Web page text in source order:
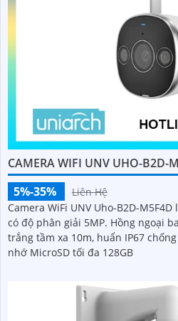
CAMERA WIFI UNV UHO-B2D-
5%-35%
Liên Hệ
Camera WiFi UNV Uho-B2D-
có độ phân giải 5MP. Hồng ngoại
trắng tầm xa 10m, huẩn IP67
nhớ MicroSD tối đa 128GB